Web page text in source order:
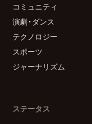
コミュニティ
演劇・ダンス
テクノロジー
スポーツ
ジャーナリズム
ステータス